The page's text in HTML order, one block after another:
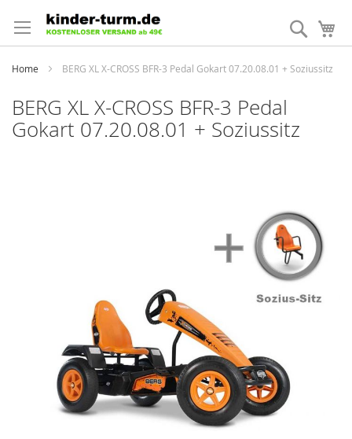
zum
Inhalt
Suche
Home BERG XL X-CROSS BFR-3 Pedal Gokart 07.20.08.01 + Soziussitz
BERG XL X-CROSS BFR-3 Pedal
Gokart 07.20.08.01 + Soziussitz